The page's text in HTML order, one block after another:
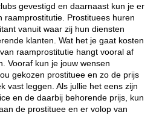
gevestigd en daarnaast kun je er
raamprostitutie. Prostituees huren
vanuit waar zij hun diensten
klanten. Wat het je gaat kosten
raamprostitutie hangt vooral af
Vooraf kun je jouw wensen
gekozen prostituee en zo de prijs
vast leggen. Als jullie het eens zijn
en de daarbij behorende prijs, kun
de prostituee en er volop van